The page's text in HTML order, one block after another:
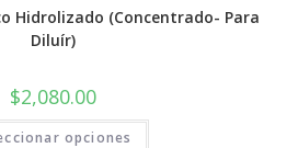
Hidrolizado (Concentrado- Para
Diluír)
$2,080.00
opciones